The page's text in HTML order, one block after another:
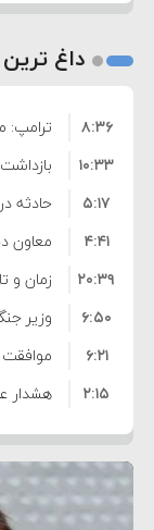
داغ
ترامپ:
۸:۳۶
فساد و
۱۰:۳۳
حادثه
۵:۱۷
معاون
واهی
۴:۴۱
زمان و
نشده
۲۰:۳۹
وزیر
نظامی
۶:۵۰
موافقت
۶:۲۱
هشدار
آمریکا
۲:۱۵
مقام
۷:۱۰
ترامپ
۵:۴۵
سپاه:
۱۲:۵۹